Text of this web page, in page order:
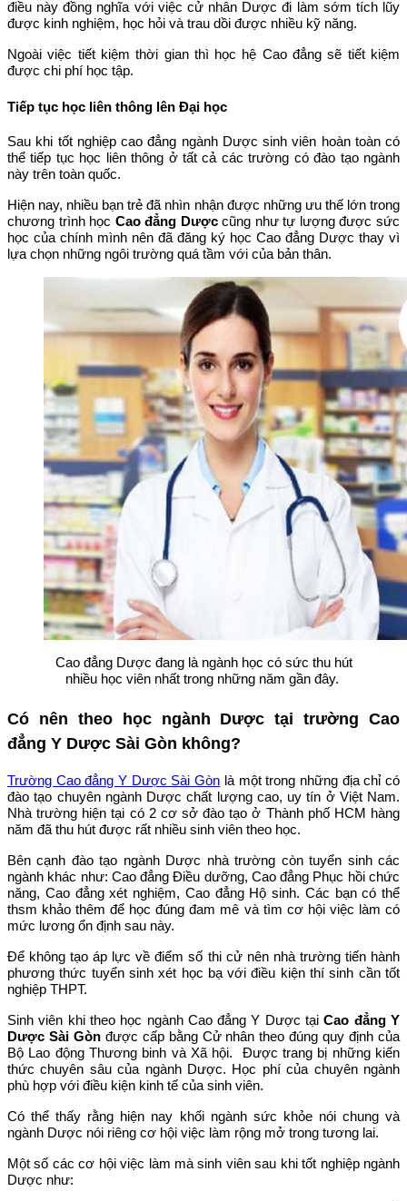
điều này đồng nghĩa với việc cử nhân Dược đi làm sớm tích lũy
được kinh nghiệm, học hỏi và trau dồi được nhiều kỹ năng.
Ngoài việc tiết kiệm thời gian thì học hệ Cao đẳng sẽ tiết kiệm
được chi phí học tập.
Tiếp tục học liên thông lên Đại học
Sau khi tốt nghiệp cao đẳng ngành Dược sinh viên hoàn toàn có
thể tiếp tục học liên thông ở tất cả các trường có đào tạo ngành
này trên toàn quốc.
Hiện nay, nhiều bạn trẻ đã nhìn nhận được những ưu thế lớn trong
chương trình học Cao đẳng Dượccũng như tự lượng được sức
học của chính mình nên đã đăng ký học Cao đẳng Dược thay vì
lựa chọn những ngôi trường quá tầm với của bản thân.
Cao đẳng Dược đang là ngành học có sức thu hút
nhiều học viên nhất trong những năm gần đây.
Có nên theo học ngành Dược tại trường Cao
đẳng Y Dược Sài Gòn không?
Trường Cao đẳng Y Dược Sài Gòn là một trong những địa chỉ có
đào tạo chuyên ngành Dược chất lượng cao, uy tín ở Việt Nam.
Nhà trường hiện tại có 2 cơ sở đào tạo ở Thành phố HCM hàng
năm đã thu hút được rất nhiều sinh viên theo học.
Bên cạnh đào tạo ngành Dược nhà trường còn tuyển sinh các
ngành khác như: Cao đẳng Điều dưỡng, Cao đẳng Phục hồi chức
năng, Cao đẳng xét nghiệm, Cao đẳng Hộ sinh. Các bạn có thể
thsm khảo thêm để học đúng đam mê và tìm cơ hội việc làm có
mức lương ổn định sau này.
Để không tạo áp lực về điểm số thi cử nên nhà trường tiến hành
phương thức tuyển sinh xét học bạ với điều kiện thí sinh cần tốt
nghiệp THPT.
Sinh viên khi theo học ngành Cao đẳng Y Dược tạiCao đẳng Y
Dược Sài Gònđược cấp bằng Cử nhân theo đúng quy định của
Bộ Lao động Thương binh và Xã hội. Được trang bị những kiến
thức chuyên sâu của ngành Dược. Học phí của chuyên ngành
phù hợp với điều kiện kinh tế của sinh viên.
Có thể thấy rằng hiện nay khối ngành sức khỏe nói chung và
ngành Dược nói riêng cơ hội việc làm rộng mở trong tương lai.
Một số các cơ hội việc làm mà sinh viên sau khi tốt nghiệp ngành
Dược như: